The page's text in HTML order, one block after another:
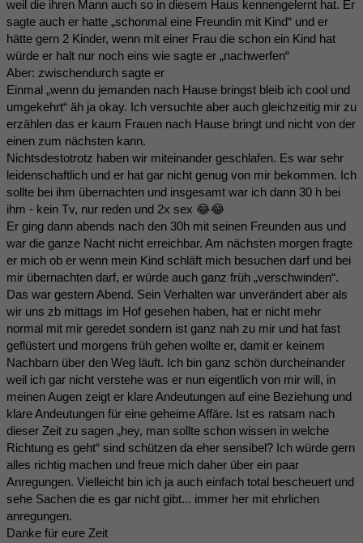
weil die ihren Mann auch so in diesem Haus kennengelernt hat. Er
sagte auch er hatte „schonmal eine Freundin mit Kind“ und er
hätte gern 2 Kinder, wenn mit einer Frau die schon ein Kind hat
würde er halt nur noch eins wie sagte er „nachwerfen“
Aber: zwischendurch sagte er
Einmal „wenn du jemanden nach Hause bringst bleib ich cool und
umgekehrt“ äh ja okay. Ich versuchte aber auch gleichzeitig mir zu
erzählen das er kaum Frauen nach Hause bringt und nicht von der
einen zum nächsten kann.
Nichtsdestotrotz haben wir miteinander geschlafen. Es war sehr
leidenschaftlich und er hat gar nicht genug von mir bekommen. Ich
sollte bei ihm übernachten und insgesamt war ich dann 30 h bei
ihm - kein Tv, nur reden und 2x sex 😂😂
Er ging dann abends nach den 30h mit seinen Freunden aus und
war die ganze Nacht nicht erreichbar. Am nächsten morgen fragte
er mich ob er wenn mein Kind schläft mich besuchen darf und bei
mir übernachten darf, er würde auch ganz früh „verschwinden“.
Das war gestern Abend. Sein Verhalten war unverändert aber als
wir uns zb mittags im Hof gesehen haben, hat er nicht mehr
normal mit mir geredet sondern ist ganz nah zu mir und hat fast
geflüstert und morgens früh gehen wollte er, damit er keinem
Nachbarn über den Weg läuft. Ich bin ganz schön durcheinander
weil ich gar nicht verstehe was er nun eigentlich von mir will, in
meinen Augen zeigt er klare Andeutungen auf eine Beziehung und
klare Andeutungen für eine geheime Affäre. Ist es ratsam nach
dieser Zeit zu sagen „hey, man sollte schon wissen in welche
Richtung es geht“ sind schützen da eher sensibel? Ich würde gern
alles richtig machen und freue mich daher über ein paar
Anregungen. Vielleicht bin ich ja auch einfach total bescheuert und
sehe Sachen die es gar nicht gibt... immer her mit ehrlichen
anregungen.
Danke für eure Zeit